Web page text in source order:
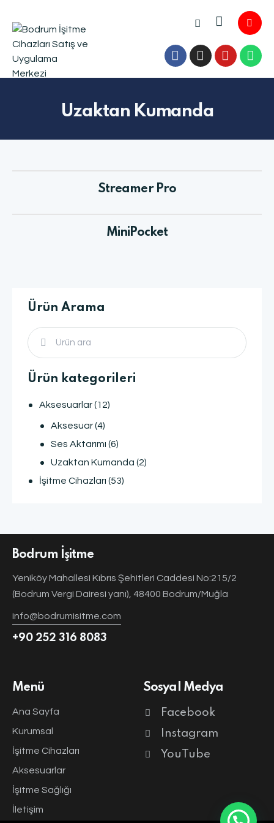
Uzaktan Kumanda
Streamer Pro
MiniPocket
Ürün Arama
Ürün kategorileri
Aksesuarlar(12)
Aksesuar (4)
Ses Aktarımı (6)
Uzaktan Kumanda (2)
İşitme Cihazları (53)
Bodrum İşitme
Yeniköy Mahallesi Kıbrıs Şehitleri Caddesi No:215/2
(Bodrum Vergi Dairesi yanı), 48400 Bodrum/Muğla
info@bodrumisitme.com
+90 252 316 8083
Menü
Ana Sayfa
Kurumsal
İşitme Cihazları
Aksesuarlar
İşitme Sağlığı
İletişim
Sosyal Medya
Facebook
Instagram
YouTube